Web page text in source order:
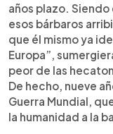
años plazo. Siendo
esos bárbaros
que él mismo ya
Europa”,
peor de las
De hecho, nueve
Guerra Mundial,
la humanidad a la